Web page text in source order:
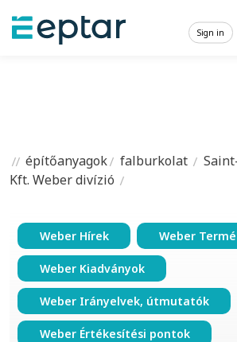
Sign in
építőanyagok falburkolat
Kft. Weber divízió
Weber Hírek Weber
Weber Kiadványok
Weber Irányelvek, útmutatók
Weber Értékesítési pontok